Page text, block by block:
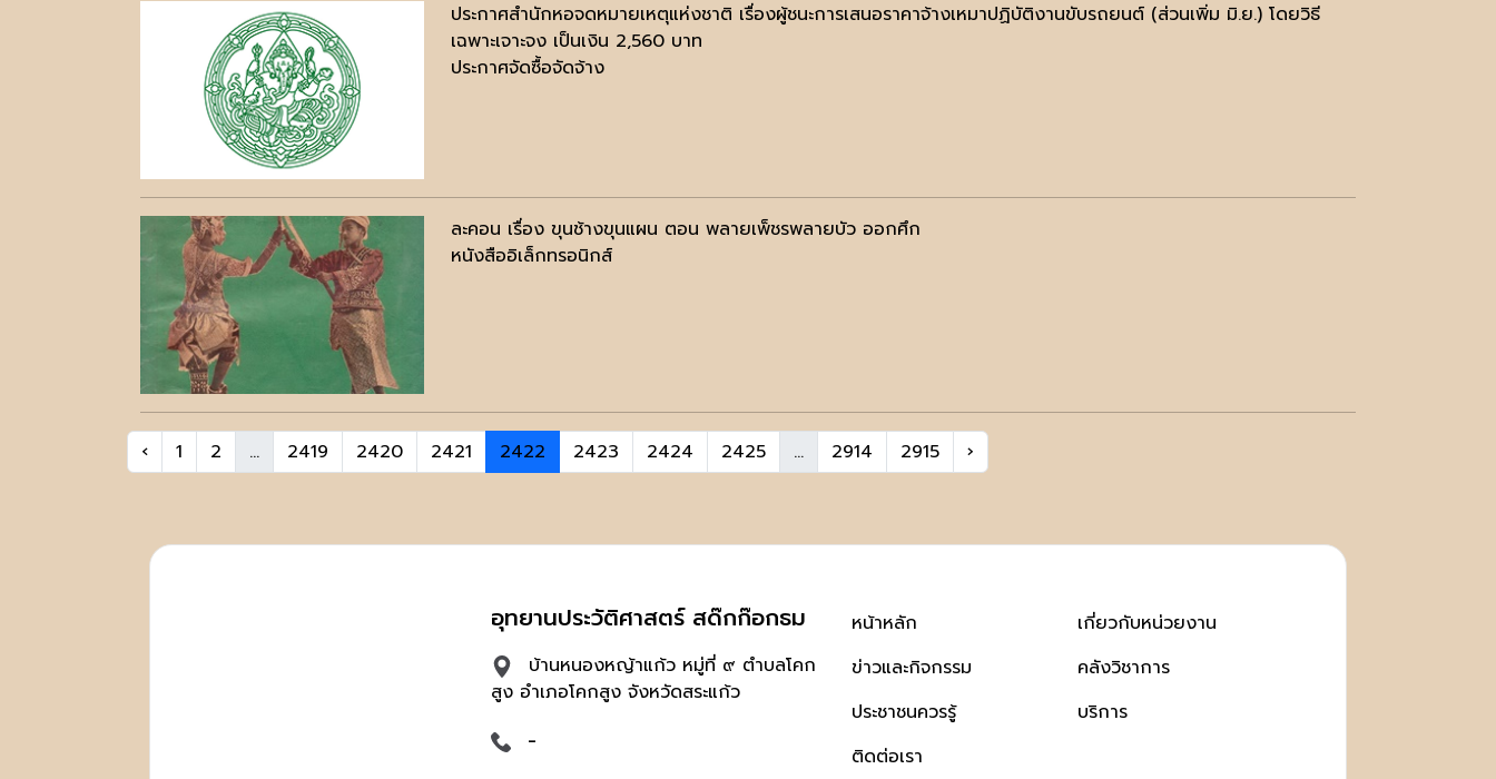
ประกาศสำนักหอจดหมายเหตุแห่งชาติ เรื่องผู้ชนะการเสนอราคาจ้างเหมาปฏิบัติงานขับรถยนต์ (ส่วนเพิ่ม มิ.ย.) โดยวิธี
เฉพาะเจาะจง เป็นเงิน 2,560 บาท
ประกาศจัดซื้อจัดจ้าง
ละคอน เรื่อง ขุนช้างขุนแผน ตอน พลายเพ็ชรพลายบัว ออกศึก
หนังสืออิเล็กทรอนิกส์
‹ 1 2 ... 2419 2420 2421 2422 2423 2424 2425 ... 2914 2915 ›
อุทยานประวัติศาสตร์ สด๊กก๊อกธม
บ้านหนองหญ้าแก้ว หมู่ที่ ๙ ตำบลโคก
สูง อำเภอโคกสูง จังหวัดสระแก้ว
-
หน้าหลัก
ข่าวและกิจกรรม
ประชาชนควรรู้
ติดต่อเรา
เกี่ยวกับหน่วยงาน
คลังวิชาการ
บริการ